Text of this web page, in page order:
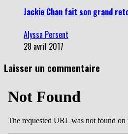
Jackie Chan fait son grand
Alyssa Persent
28 avril 2017
Laisser un commentaire